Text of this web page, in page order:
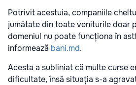
Potrivit acestuia, companiile
jumătate din toate veniturile doar
domeniul nu poate funcționa în
informează bani.md.
Acesta a subliniat că multe curse
dificultate, însă situația s-a